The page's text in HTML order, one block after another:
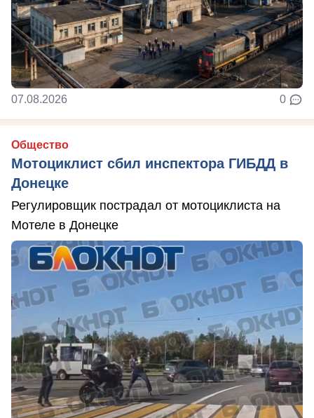
07.08.2026 0
Общество
Мотоциклист сбил инспектора ГИБДД в
Донецке
Регулировщик пострадал от мотоциклиста на
Мотеле в Донецке